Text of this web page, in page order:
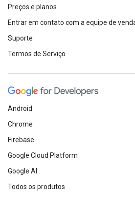
Preços e planos
Entrar em contato com a equipe de
Suporte
Termos de Serviço
Android
Chrome
Firebase
Google Cloud Platform
Google AI
Todos os produtos